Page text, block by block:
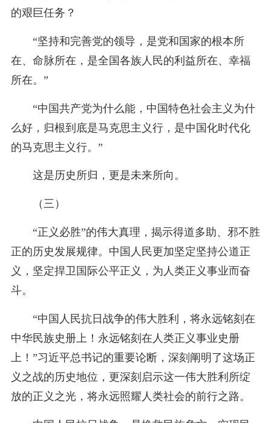
的艰巨任务？
“坚持和完善党的领导，是党和国家的根本所
在、命脉所在，是全国各族人民的利益所在、幸福
所在。”
“中国共产党为什么能，中国特色社会主义为什
么好，归根到底是马克思主义行，是中国化时代化
的马克思主义行。”
这是历史所归，更是未来所向。
（三）
“正义必胜”的伟大真理，揭示得道多助、邪不胜
正的历史发展规律。中国人民更加坚定坚持公道正
义，坚定捍卫国际公平正义，为人类正义事业而奋
斗。
“中国人民抗日战争的伟大胜利，将永远铭刻在
中华民族史册上！永远铭刻在人类正义事业史册
上！”习近平总书记的重要论断，深刻阐明了这场正
义之战的历史地位，更深刻启示这一伟大胜利所绽
放的正义之光，将永远照耀人类社会的前行之路。